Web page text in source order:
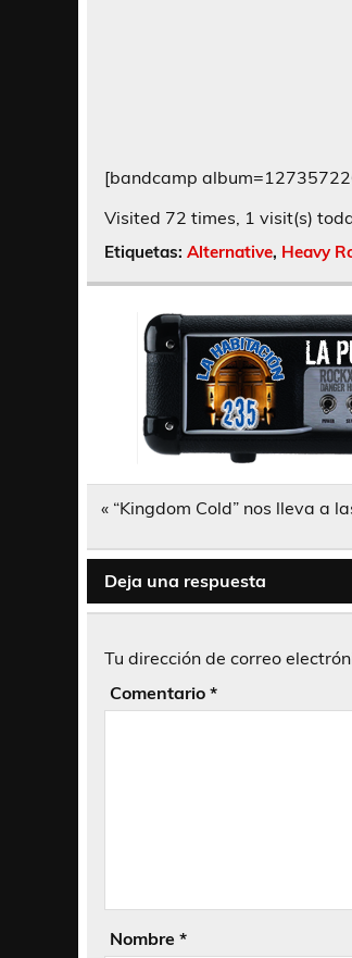
[bandcamp
Visited 72 times, 1 visit(s)
Etiquetas: Alternative, Heavy
Navegación
« “Kingdom Cold” nos lleva a
Deja una respuesta
Tu dirección de correo
Comentario *
Nombre *